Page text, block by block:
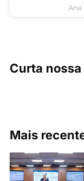
Ana
Curta
Mais